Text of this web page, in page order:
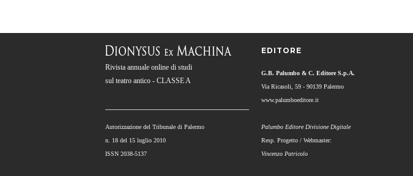
Rivista annuale online di studi
sul teatro antico - CLASSE A
Autorizzazione del Tribunale di Palermo
n. 18 del 15 luglio 2010
ISSN 2038-5137
EDITORE
G.B. Palumbo & C. Editore S.p.A.
Via Ricasoli, 59 - 90139 Palermo
www.palumboeditore.it
Palumbo Editore Divisione Digitale
Resp. Progetto / Webmaster:
Vincenzo Patricolo